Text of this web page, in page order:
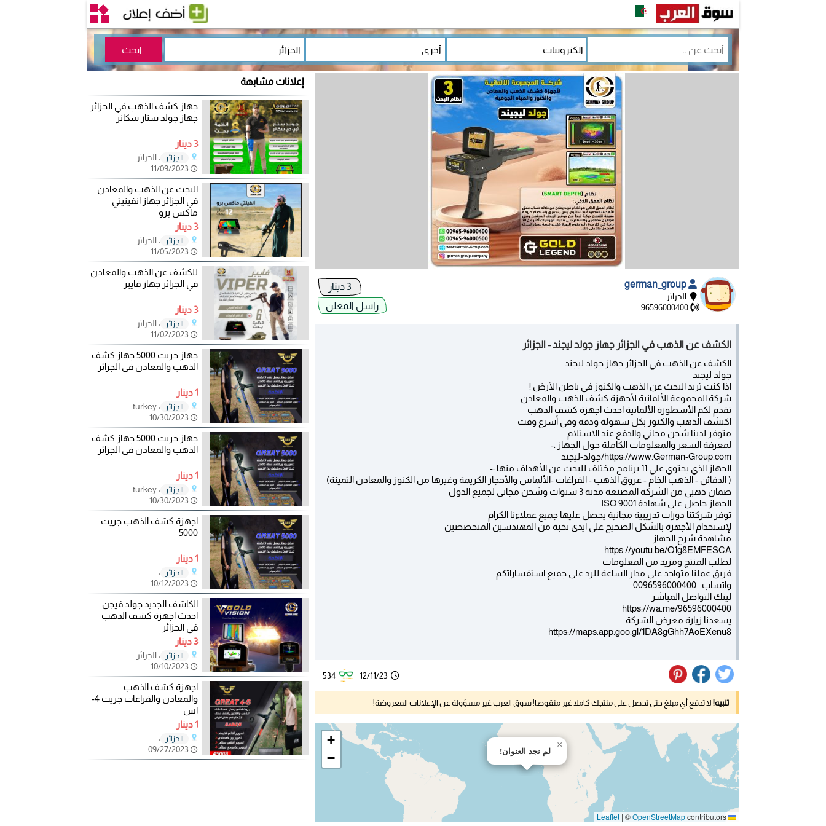
الجزائر
96596000400
راسل المعلن
الكشف عن الذهب في الجزائر جهاز جولد ليجند - الجزائر
الكشف عن الذهب في الجزائر جهاز جولد ليجند
جولد ليجند
اذا كنت تريد البحث عن الذهب والكنوز في باطن الأرض !
شركة المجموعة الألمانية لأجهزة كشف الذهب والمعادن
تقدم لكم الأسطورة الألمانية احدث اجهزة كشف الذهب
اكتشف الذهب والكنوز بكل سهولة ودقة وفي أسرع وقت
متوفر لدينا شحن مجاني والدفع عند الاستلام
لمعرفة السعر والمعلومات الكاملة حول الجهاز :-
https://www.German-Group.com/جولد-ليجند
الجهاز الذي يحتوي علي 11 برنامج مختلف للبحث عن الأهداف منها :-
( الدفائن - الذهب الخام - عروق الذهب - الفراغات -الألماس والأحجار الكريمة وغيرها من الكنوز والمعادن الثمينة)
ضمان ذهبي من الشركة المصنعة مدته 3 سنوات وشحن مجانى لجميع الدول
الجهاز حاصل على شهادة ISO 9001
توفر شركتنا دورات تدريبية مجانية يحصل عليها جميع عملاءنا الكرام
لإستخدام الأجهزة بالشكل الصحيح علي ايدى نخبة من المهندسين المتخصصين
مشاهدة شرح الجهاز
https://youtu.be/O1g8EMFESCA
لطلب المنتج ومزيد من المعلومات
فريق عملنا متواجد على مدار الساعة للرد على جميع استفساراتكم
واتساب : 0096596000400
لينك التواصل المباشر
https://wa.me/96596000400
يسعدنا زيارة معرض الشركة
https://maps.app.goo.gl/1DA8gGhh7AoEXenu8
12/11/23
534
تنبيه! لا تدفع أي مبلغ حتى تحصل على منتجك كاملا غير منقوصا! سوق العرب غير مسؤولة عن الإعلانات المعروضة!
لم نجد العنوان!
×
+
−
| ©OpenStreetMapcontributors
إعلانات مشابهة
جهاز كشف الذهب في الجزائر
جهاز جولد ستار سكانر
3 دينار
الجزائر
، الجزائر
11/09/2023
البجث عن الذهب والمعادن
في الجزائر جهاز انفينيتي
ماكس برو
3 دينار
الجزائر
، الجزائر
11/05/2023
للكشف عن الذهب والمعادن
في الجزائر جهاز فايبر
3 دينار
الجزائر
، الجزائر
11/02/2023
جهاز جريت 5000 جهاز كشف
الذهب والمعادن فى الجزائر
1 دينار
الجزائر
، turkey
10/30/2023
جهاز جريت 5000 جهاز كشف
الذهب والمعادن فى الجزائر
1 دينار
الجزائر
، turkey
10/30/2023
اجهزة كشف الذهب جريت
5000
1 دينار
الجزائر
،
10/12/2023
الكاشف الجديد جولد فيجن
احدث اجهزة كشف الذهب
في الجزائر
3 دينار
الجزائر
، الجزائر
10/10/2023
اجهزة كشف الذهب
والمعادن والفراغات جريت 4-
اس
1 دينار
الجزائر
،
09/27/2023